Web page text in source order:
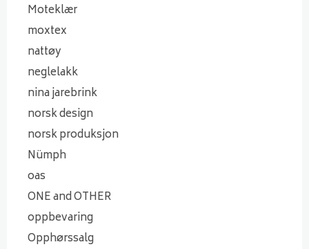
Moteklær
moxtex
nattøy
neglelakk
nina jarebrink
norsk design
norsk produksjon
Nümph
oas
ONE and OTHER
oppbevaring
Opphørssalg